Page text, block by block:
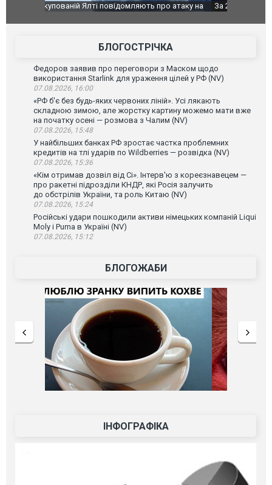
За 2000 кілометрів від кордону з Україною: в
Єкатеринбурзі після атаки дронів загорівся
склад Wildberries. ФОТО. ВІДЕО
В
БЛОГОСТРІЧКА
Федоров заявив про переговори з Маском щодо
використання Starlink для ураження цілей у РФ (NV)
07.08.2026, 16:00
«РФ б'є без будь-яких червоних ліній». Усі лякають
складною зимою, але жорстку картину можемо мати вже
на початку осені — розмова з Чалим (NV)
07.08.2026, 15:48
У найбільших банках РФ зростає частка проблемних
кредитів на тлі ударів по Wildberries — розвідка (NV)
07.08.2026, 15:36
«Кім отримав дозвіл від Сі». Інтерв'ю з кореєзнавецем —
про ракетні підрозділи КНДР, які Росія залучить
до обстрілів України, та роль Китаю (NV)
07.08.2026, 15:24
Російські удари пошкодили активи німецьких компаній Liqui
Moly і Puma в Україні (NV)
07.08.2026, 15:12
БЛОГОЖАБИ
ІНФОГРАФІКА